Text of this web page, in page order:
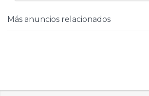
Más anuncios relacionados